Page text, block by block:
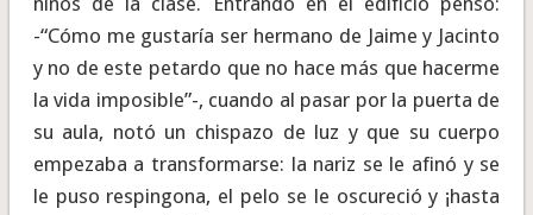
-“Cómo me gustaría ser hermano de Jaime y Jacinto
y no de este petardo que no hace más que hacerme
la vida imposible”-, cuando al pasar por la puerta de
su aula, notó un chispazo de luz y que su cuerpo
empezaba a transformarse: la nariz se le afinó y se
le puso respingona, el pelo se le oscureció y ¡hasta